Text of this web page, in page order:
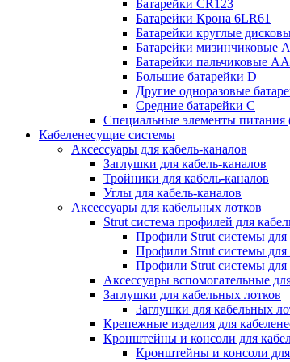
Батарейки CR123
Батарейки Крона 6LR61
Батарейки круглые
Батарейки мизинчиковые
Батарейки пальчиковые АА
Большие батарейки D
Другие одноразовые
Средние батарейки C
Специальные элементы питания
Кабеленесущие системы
Аксессуары для кабель-каналов
Заглушки для кабель-каналов
Тройники для кабель-каналов
Углы для кабель-каналов
Аксессуары для кабельных лотков
Strut система профилей для
Профили Strut системы для
Профили Strut системы
Профили Strut системы для
Аксессуары вспомогательные
Заглушки для кабельных лотков
Заглушки для кабельных
Крепежные изделия для
Кронштейны и консоли для
Кронштейны и консоли